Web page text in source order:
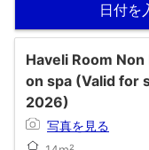
日付を
Haveli Room
on spa (Valid for
2026)
写真を見る